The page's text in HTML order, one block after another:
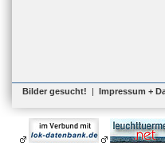
Bilder gesucht! | Impressum +